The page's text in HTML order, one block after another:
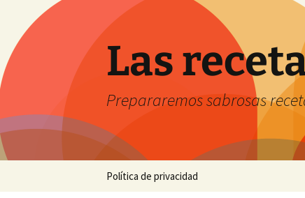
contenido
Las
Prepararemos sabrosas
Política de privacidad